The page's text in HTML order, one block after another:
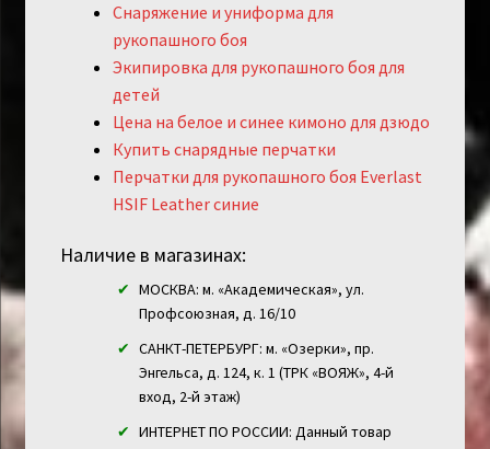
Снаряжение и униформа для
рукопашного боя
Экипировка для рукопашного боя для
детей
Цена на белое и синее кимоно для дзюдо
Купить снарядные перчатки
Перчатки для рукопашного боя Everlast
HSIF Leather синие
Наличие в магазинах:
МОСКВА: м. «Академическая», ул.
Профсоюзная, д. 16/10
САНКТ-ПЕТЕРБУРГ: м. «Озерки», пр.
Энгельса, д. 124, к. 1 (ТРК «ВОЯЖ», 4-й
вход, 2-й этаж)
ИНТЕРНЕТ ПО РОССИИ: Данный товар